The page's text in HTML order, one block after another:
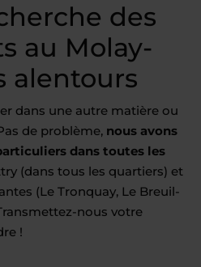
des
au Molay-
alentours
dans une autre matière ou
de problème, nous avons
dans toutes les
(dans tous les quartiers) et
(Le Tronquay, Le Breuil-
nous votre
!